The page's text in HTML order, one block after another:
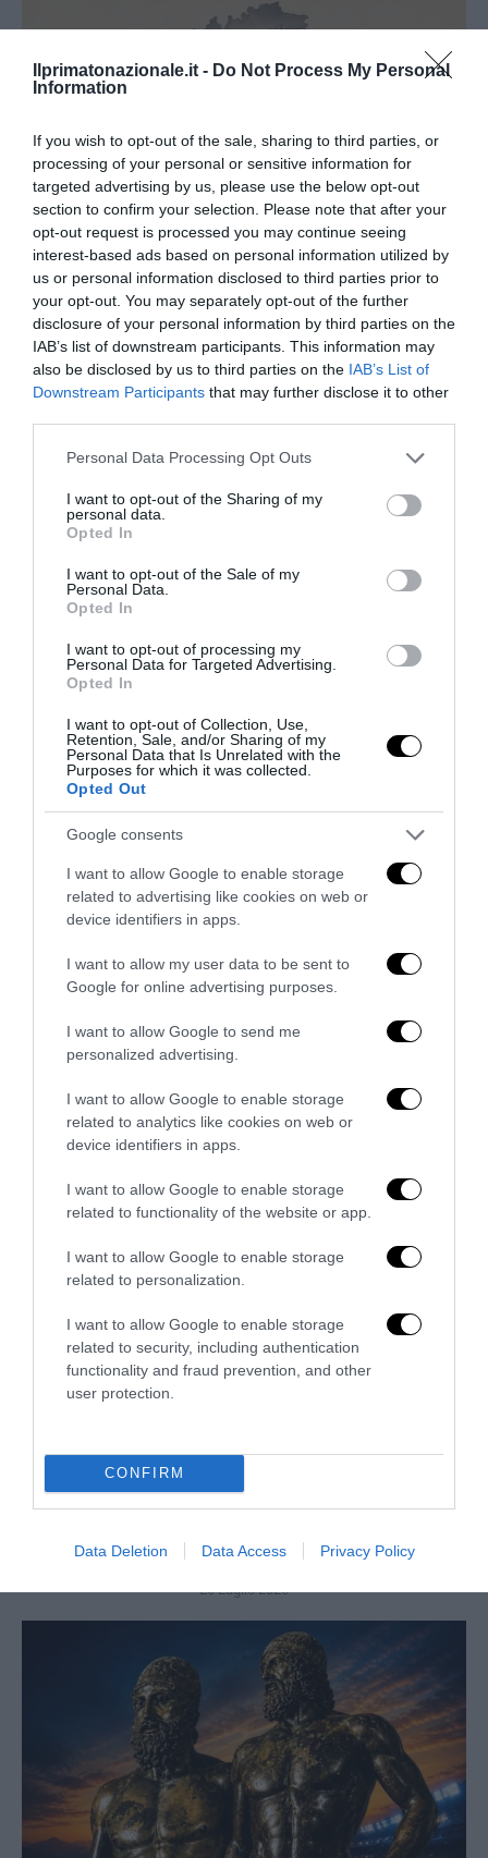
Ilprimatonazionale.it - Do Not Process My Personal
Information
If you wish to opt-out of the sale, sharing to third parties, or
processing of your personal or sensitive information for
targeted advertising by us, please use the below opt-out
section to confirm your selection. Please note that after your
opt-out request is processed you may continue seeing
interest-based ads based on personal information utilized by
us or personal information disclosed to third parties prior to
your opt-out. You may separately opt-out of the further
disclosure of your personal information by third parties on the
IAB’s list of downstream participants. This information may
also be disclosed by us to third parties on the IAB’s List of
Downstream Participants that may further disclose it to other
Please note that this website/app uses one or more Google
not limited to your visit or usage behaviour. You may click to
grant or deny consent to Google and its third-party tags to
use your data for below specified purposes in below Google
consent section.
Personal Data Processing Opt Outs
I want to opt-out of the Sharing of my
personal data.
Opted In
I want to opt-out of the Sale of my
Personal Data.
Opted In
I want to opt-out of processing my
Personal Data for Targeted Advertising.
Opted In
I want to opt-out of Collection, Use,
Retention, Sale, and/or Sharing of my
Personal Data that Is Unrelated with the
Purposes for which it was collected.
Opted Out
Google consents
I want to allow Google to enable storage
related to advertising like cookies on web or
device identifiers in apps.
I want to allow my user data to be sent to
Google for online advertising purposes.
I want to allow Google to send me
personalized advertising.
I want to allow Google to enable storage
related to analytics like cookies on web or
device identifiers in apps.
I want to allow Google to enable storage
related to functionality of the website or app.
I want to allow Google to enable storage
related to personalization.
I want to allow Google to enable storage
related to security, including authentication
functionality and fraud prevention, and other
user protection.
CONFIRM
Data Deletion Data Access Privacy Policy
Il grande inganno dell’immigrazione: l’Italia ha bisogno
di più idee, non di più braccia
27 Luglio 2026
Piacenza, niente lavoro per chi commemora Acca
Larenzia: la ritorsione ideologica della Prefettura
27 Luglio 2026
Berlino, l’islamismo colpisce il Pride: il perpetuo
fallimento dell’integrazione
di silenzio
25 Luglio 2026